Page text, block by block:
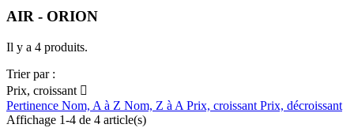
AIR - ORION
Il y a 4 produits.
Trier par :
Prix, croissant 
Pertinence Nom, A à Z Nom, Z à A Prix, croissant Prix, décroissant
Affichage 1-4 de 4 article(s)